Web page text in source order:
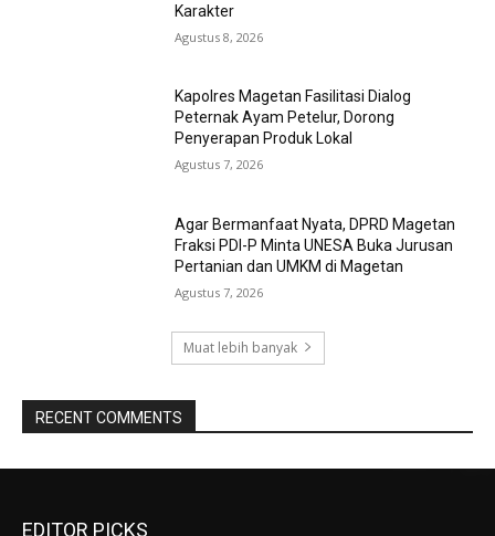
Karakter
Agustus 8, 2026
Kapolres Magetan Fasilitasi Dialog
Peternak Ayam Petelur, Dorong
Penyerapan Produk Lokal
Agustus 7, 2026
Agar Bermanfaat Nyata, DPRD Magetan
Fraksi PDI-P Minta UNESA Buka Jurusan
Pertanian dan UMKM di Magetan
Agustus 7, 2026
Muat lebih banyak
RECENT COMMENTS
EDITOR PICKS